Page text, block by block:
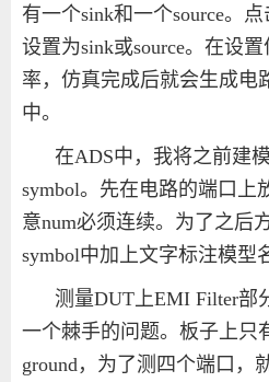
有一个sink和一个source。
设置为sink或source。在设
率，仿真完成后就会生成电
中。
在ADS中，我将之前建
symbol。先在电路的端口上
意num必须连续。为了之后
symbol中加上文字标注模型
测量DUT上EMI Filter部
一个棘手的问题。板子上只
ground，为了测四个端口，